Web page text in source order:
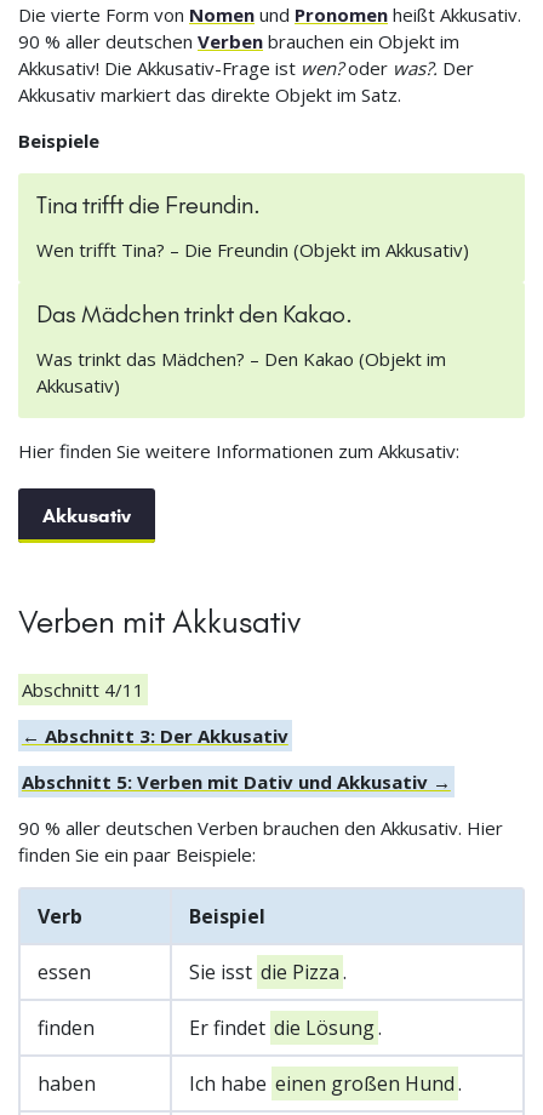
Die vierte Form von Nomen und Pronomen heißt Akkusativ.
90 % aller deutschen Verben brauchen ein Objekt im
Akkusativ! Die Akkusativ-Frage ist wen?oder was?. Der
Akkusativ markiert das direkte Objekt im Satz.
Beispiele
Tina trifft die Freundin.
Wen trifft Tina? – Die Freundin (Objekt im Akkusativ)
Das Mädchen trinkt den Kakao.
Was trinkt das Mädchen? – Den Kakao (Objekt im
Akkusativ)
Hier finden Sie weitere Informationen zum Akkusativ:
Akkusativ
Verben mit Akkusativ
Abschnitt 4/11
← Abschnitt 3: Der Akkusativ
Abschnitt 5: Verben mit Dativ und Akkusativ →
90 % aller deutschen Verben brauchen den Akkusativ. Hier
finden Sie ein paar Beispiele:
Verb Beispiel
essen Sie isst die Pizza.
finden Er findet die Lösung.
haben Ich habe einen großen Hund.